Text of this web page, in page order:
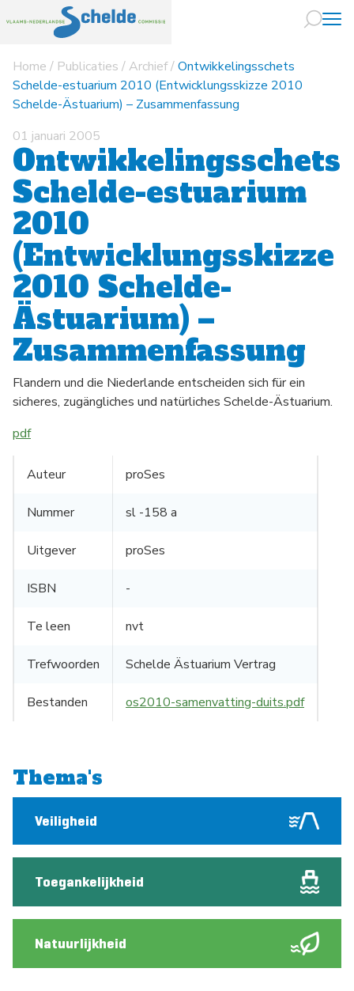
Naar
Home / Publicaties /Archief/Ontwikkelingsschets
Schelde-estuarium 2010 (Entwicklungsskizze 2010
Schelde-Ästuarium) – Zusammenfassung
01 januari 2005
Ontwikkelingsschets
Schelde-estuarium
2010
(Entwicklungsskizze
2010 Schelde-
Ästuarium) –
Zusammenfassung
Flandern und die Niederlande entscheiden sich für ein
sicheres, zugängliches und natürliches Schelde-Ästuarium.
pdf
Auteur proSes
Nummer sl -158 a
Uitgever proSes
ISBN -
Te leen nvt
Trefwoorden Schelde Ästuarium Vertrag
Bestanden os2010-samenvatting-duits.pdf
Thema's
Veiligheid
Toegankelijkheid
Natuurlijkheid